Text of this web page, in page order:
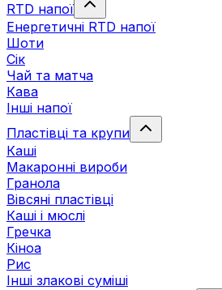
RTD напої
Енергетичні RTD напої
Шоти
Сік
Чай та матча
Кава
Інші напої
Пластівці та крупи
Каші
Макаронні вироби
Гранола
Вівсяні пластівці
Каші і мюслі
Гречка
Кіноа
Рис
Інші злакові суміші